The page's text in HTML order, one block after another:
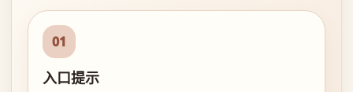
01
入口提示